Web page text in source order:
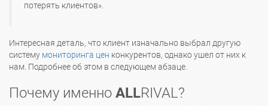
потерять клиентов».
Интересная деталь, что клиент изначально выбрал другую
систему мониторинга цен конкурентов, однако ушел от них к
нам. Подробнее об этом в следующем абзаце.
Почему именно ALLRIVAL?